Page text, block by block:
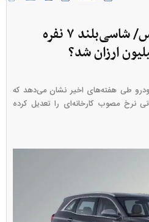
ریزش قیمت توکا پلاس/ شاسی‌بلند ۷ نفره
ارزان شد؟
طی هفته‌های اخیر نشان می‌دهد که
نرخ مصوب کارخانه‌ای را تعدیل کرده